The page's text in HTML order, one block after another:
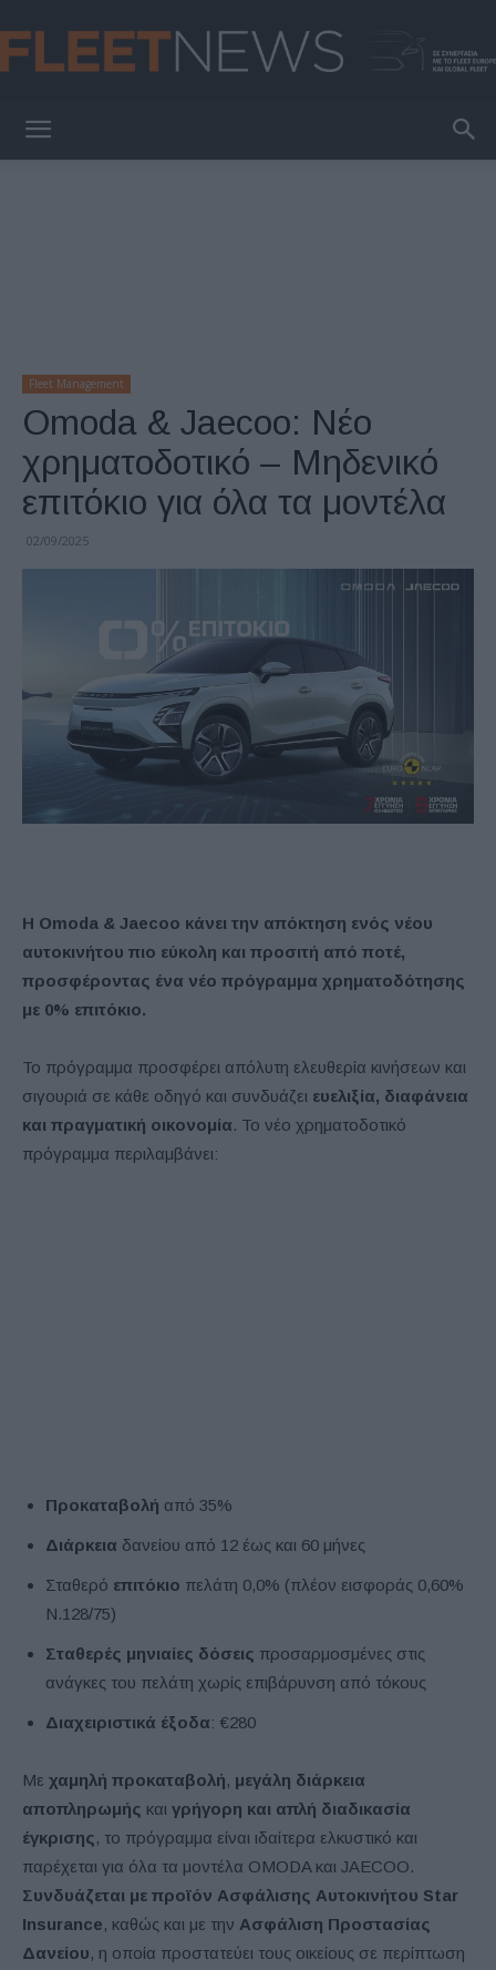
Fleet Management
Omoda & Jaecoo: Νέο
χρηματοδοτικό – Μηδενικό
επιτόκιο για όλα τα μοντέλα
02/09/2025
Η Omoda & Jaecoo κάνει την απόκτηση ενός νέου
αυτοκινήτου πιο εύκολη και προσιτή από ποτέ,
προσφέροντας ένα νέο πρόγραμμα χρηματοδότησης
με 0% επιτόκιο.
Το πρόγραμμα προσφέρει απόλυτη ελευθερία κινήσεων και
σιγουριά σε κάθε οδηγό και συνδυάζει ευελιξία, διαφάνεια
και πραγματική οικονομία. Το νέο χρηματοδοτικό
πρόγραμμα περιλαμβάνει:
Προκαταβολή από 35%
Διάρκεια δανείου από 12 έως και 60 μήνες
Σταθερό επιτόκιο πελάτη 0,0% (πλέον εισφοράς 0,60%
Ν.128/75)
Σταθερές μηνιαίες δόσεις προσαρμοσμένες στις
ανάγκες του πελάτη χωρίς επιβάρυνση από τόκους
Διαχειριστικά έξοδα: €280
Με χαμηλή προκαταβολή, μεγάλη διάρκεια
αποπληρωμής και γρήγορη και απλή διαδικασία
έγκρισης , το πρόγραμμα είναι ιδαίτερα ελκυστικό και
παρέχεται για όλα τα μοντέλα OMODA και JAECOO.
Συνδυάζεται με προϊόν Ασφάλισης Αυτοκινήτου Star
Insurance, καθώς και με την Ασφάλιση Προστασίας
Δανείου, η οποία προστατεύει τους οικείους σε περίπτωση